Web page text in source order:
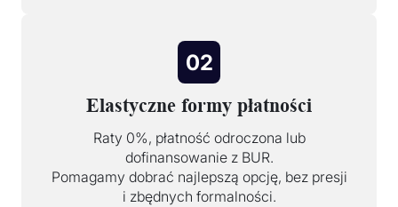
02
Elastyczne formy płatności
Raty 0%, płatność odroczona lub
dofinansowanie z BUR.
Pomagamy dobrać najlepszą opcję, bez presji
i zbędnych formalności.